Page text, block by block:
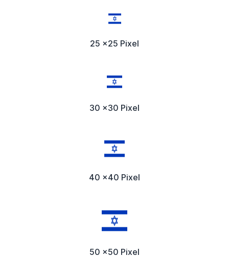
25 x25 Pixel
30 x30 Pixel
40 x40 Pixel
50 x50 Pixel